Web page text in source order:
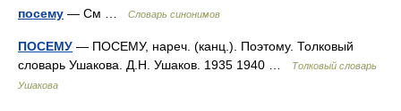
посему — См … Словарь синонимов
ПОСЕМУ — ПОСЕМУ, нареч. (канц.). Поэтому. Толковый
словарь Ушакова. Д.Н. Ушаков. 1935 1940 …
Толковый словарь
Ушакова